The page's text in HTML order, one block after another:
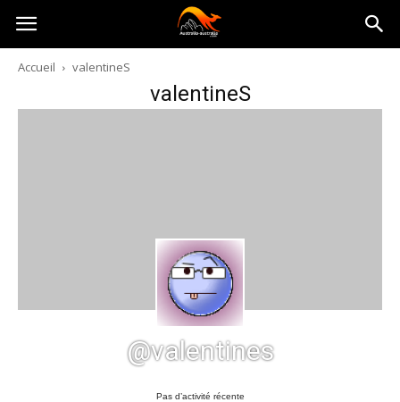
Australia-
australie.com
Accueil valentineS
valentineS
@valentines
Pas d’activité récente